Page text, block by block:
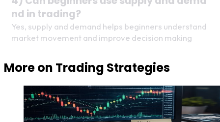
nd in trading?
Yes, supply and demand helps beginners understand
market movement and improve decision making
More on Trading Strategies